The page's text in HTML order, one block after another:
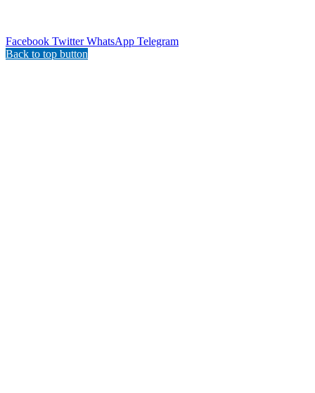
Facebook Twitter WhatsApp Telegram
Back to top button